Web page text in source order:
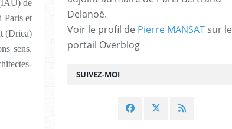
de
Paris et
(Driea)
sens.
SUIVEZ-MOI
Delanoë.
Voir le profil de Pierre MANSAT sur le
portail Overblog